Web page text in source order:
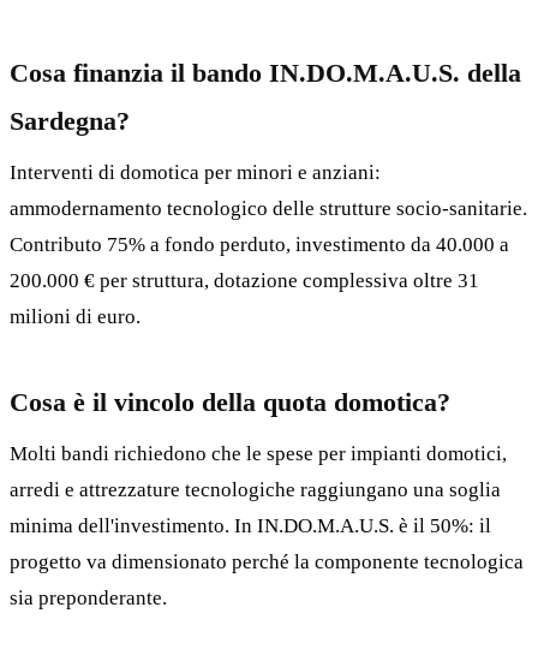
Cosa finanzia il bando IN.DO.M.A.U.S. della
Sardegna?
Interventi di domotica per minori e anziani:
ammodernamento tecnologico delle strutture socio-sanitarie.
Contributo 75% a fondo perduto, investimento da 40.000 a
200.000 € per struttura, dotazione complessiva oltre 31
milioni di euro.
Cosa è il vincolo della quota domotica?
Molti bandi richiedono che le spese per impianti domotici,
arredi e attrezzature tecnologiche raggiungano una soglia
minima dell'investimento. In IN.DO.M.A.U.S. è il 50%: il
progetto va dimensionato perché la componente tecnologica
sia preponderante.